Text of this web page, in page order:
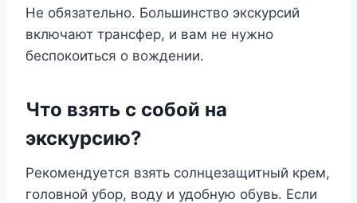
Не обязательно. Большинство экскурсий
включают трансфер, и вам не нужно
беспокоиться о вождении.
Что взять с собой на
экскурсию?
Рекомендуется взять солнцезащитный крем,
головной убор, воду и удобную обувь. Если